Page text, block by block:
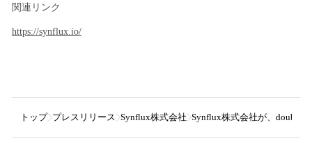
関連リンク
https://synflux.io/
トップ プレスリリース Synflux株式会社 Synflux株式会社が、doublet